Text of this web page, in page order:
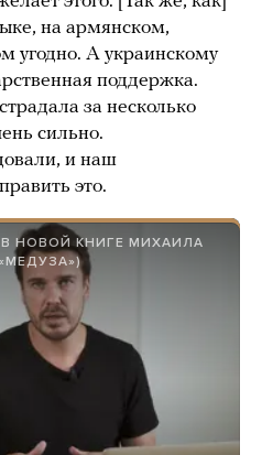
на армянском,
угодно. А украинскому
поддержка.
за несколько
сильно.
и наш
это.
НОВОЙ КНИГЕ МИХАИЛА